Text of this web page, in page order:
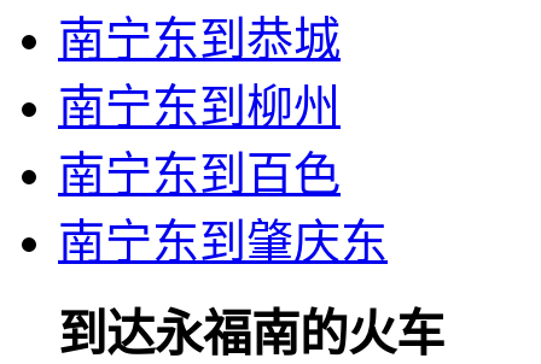
南宁东到恭城
南宁东到柳州
南宁东到百色
南宁东到肇庆东
到达永福南的火车